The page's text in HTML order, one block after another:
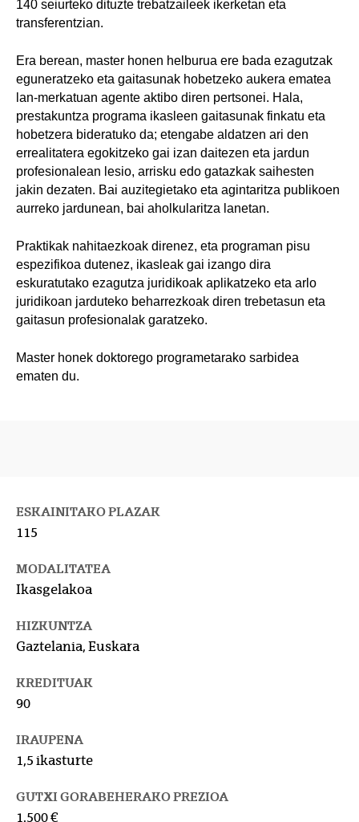
140 seiurteko dituzte trebatzaileek ikerketan eta
transferentzian.
Era berean, master honen helburua ere bada ezagutzak
eguneratzeko eta gaitasunak hobetzeko aukera ematea
lan-merkatuan agente aktibo diren pertsonei. Hala,
prestakuntza programa ikasleen gaitasunak finkatu eta
hobetzera bideratuko da; etengabe aldatzen ari den
errealitatera egokitzeko gai izan daitezen eta jardun
profesionalean lesio, arrisku edo gatazkak saihesten
jakin dezaten. Bai auzitegietako eta agintaritza publikoen
aurreko jardunean, bai aholkularitza lanetan.
Praktikak nahitaezkoak direnez, eta programan pisu
espezifikoa dutenez, ikasleak gai izango dira
eskuratutako ezagutza juridikoak aplikatzeko eta arlo
juridikoan jarduteko beharrezkoak diren trebetasun eta
gaitasun profesionalak garatzeko.
Master honek doktorego programetarako sarbidea
ematen du.
ESKAINITAKO PLAZAK
115
MODALITATEA
Ikasgelakoa
HIZKUNTZA
Gaztelania, Euskara
KREDITUAK
90
IRAUPENA
1,5 ikasturte
GUTXI GORABEHERAKO PREZIOA
1.500 €